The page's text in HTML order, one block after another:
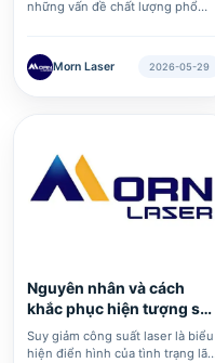
những vấn đề chất lượng phổ
thẩm mỹ của chi tiết và các công
đoạn gia công tiếp theo. Hiện
Morn Laser 2026-05-29
Nguyên nhân và cách
khắc phục hiện tượng suy
giảm ···
​Suy giảm công suất laser là biểu
hiện điển hình của tình trạng lão